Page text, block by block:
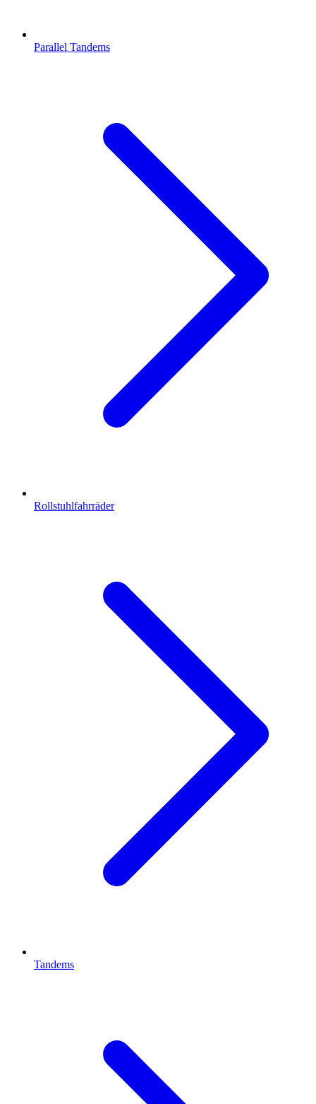
Parallel Tandems
Rollstuhlfahrräder
Tandems